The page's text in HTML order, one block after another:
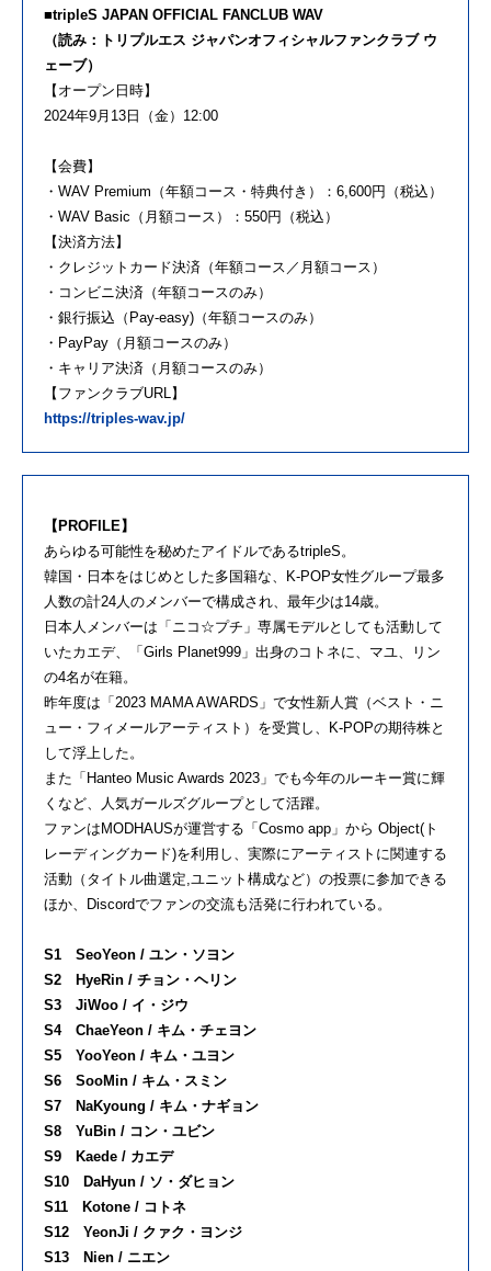
■tripleS JAPAN OFFICIAL FANCLUB WAV
（読み：トリプルエス ジャパンオフィシャルファンクラブ ウ
ェーブ）
【オープン日時】
2024年9月13日（金）12:00
【会費】
・WAV Premium（年額コース・特典付き）：6,600円（税込）
・WAV Basic（月額コース）：550円（税込）
【決済方法】
・クレジットカード決済（年額コース／月額コース）
・コンビニ決済（年額コースのみ）
・銀行振込（Pay-easy)（年額コースのみ）
・PayPay（月額コースのみ）
・キャリア決済（月額コースのみ）
【ファンクラブURL】
https://triples-wav.jp/
【PROFILE】
あらゆる可能性を秘めたアイドルであるtripleS。
韓国・日本をはじめとした多国籍な、K-POP女性グループ最多
人数の計24人のメンバーで構成され、最年少は14歳。
日本人メンバーは「ニコ☆プチ」専属モデルとしても活動して
いたカエデ、「Girls Planet999」出身のコトネに、マユ、リン
の4名が在籍。
昨年度は「2023 MAMA AWARDS」で女性新人賞（ベスト・ニ
ュー・フィメールアーティスト）を受賞し、K-POPの期待株と
して浮上した。
また「Hanteo Music Awards 2023」でも今年のルーキー賞に輝
くなど、人気ガールズグループとして活躍。
ファンはMODHAUSが運営する「Cosmo app」から Object(ト
レーディングカード)を利用し、実際にアーティストに関連する
活動（タイトル曲選定,ユニット構成など）の投票に参加できる
ほか、Discordでファンの交流も活発に行われている。
S1 SeoYeon / ユン・ソヨン
S2 HyeRin / チョン・ヘリン
S3 JiWoo / イ・ジウ
S4 ChaeYeon / キム・チェヨン
S5 YooYeon / キム・ユヨン
S6 SooMin / キム・スミン
S7 NaKyoung / キム・ナギョン
S8 YuBin / コン・ユビン
S9 Kaede / カエデ
S10 DaHyun / ソ・ダヒョン
S11 Kotone / コトネ
S12 YeonJi / クァク・ヨンジ
S13 Nien / ニエン